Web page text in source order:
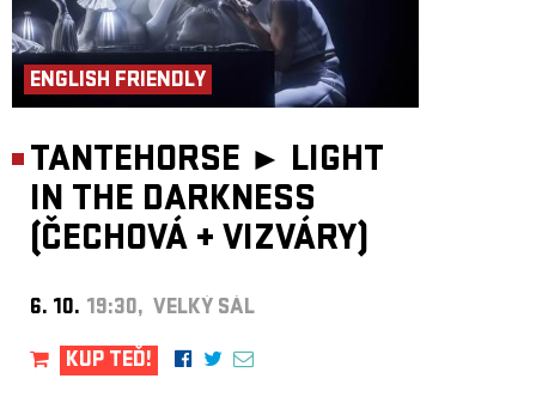
ENGLISH FRIENDLY
TANTEHORSE ► LIGHT
IN THE DARKNESS
(ČECHOVÁ + VIZVÁRY)
6. 10. 19:30, VELKÝ SÁL
KUP TEĎ!